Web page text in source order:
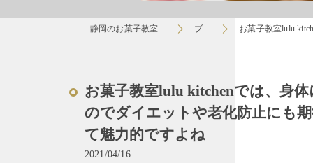
静岡のお菓子教室はlulu ブログ お菓子教室lulu
お菓子教室lulu kitchenでは、身
のでダイエットや老化防止にも
て魅力的ですよね
2021/04/16